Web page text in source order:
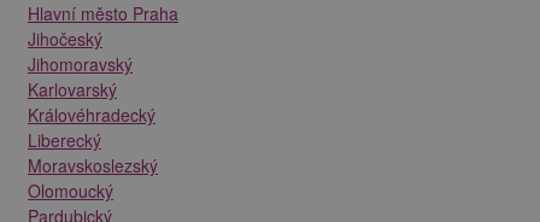
Hlavní město Praha
Jihočeský
Jihomoravský
Karlovarský
Královéhradecký
Liberecký
Moravskoslezský
Olomoucký
Pardubický